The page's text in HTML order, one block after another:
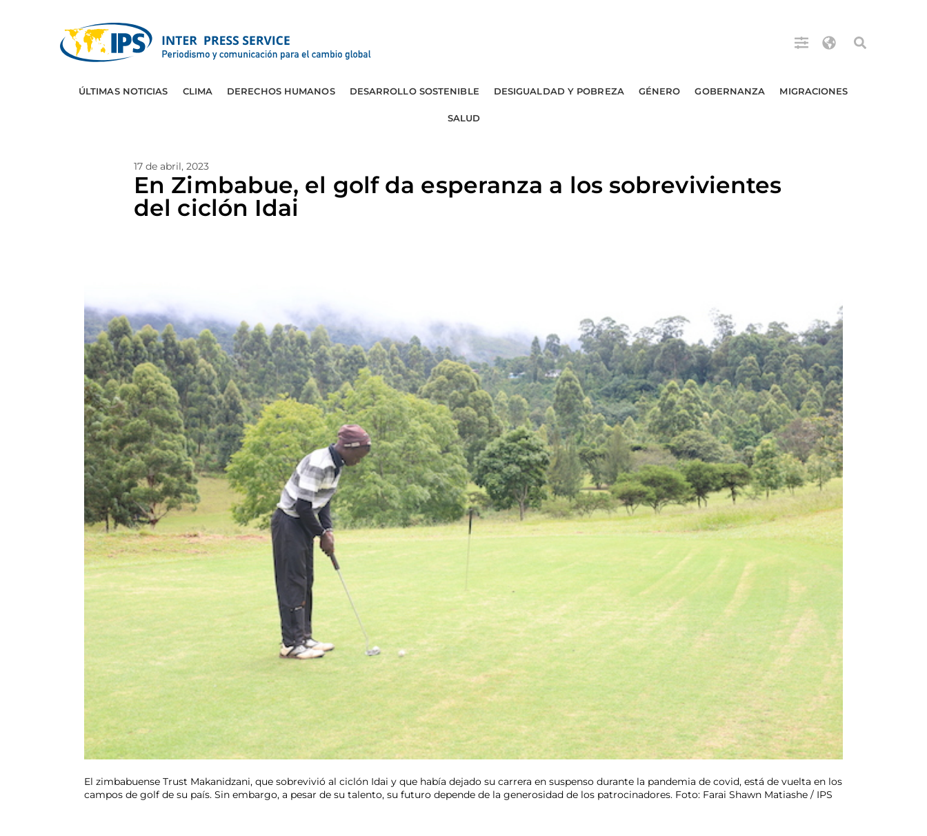
ÚLTIMAS NOTICIAS CLIMA DERECHOS HUMANOS DESARROLLO SOSTENIBLE DESIGUALDAD Y POBREZA GÉNERO GOBERNANZA MIGRACIONES
SALUD
17 de abril, 2023
En Zimbabue, el golf da esperanza a los sobrevivientes
del ciclón Idai
El zimbabuense Trust Makanidzani, que sobrevivió al ciclón Idai y que había dejado su carrera en suspenso durante la pandemia de covid, está de vuelta en los
campos de golf de su país. Sin embargo, a pesar de su talento, su futuro depende de la generosidad de los patrocinadores. Foto: Farai Shawn Matiashe / IPS